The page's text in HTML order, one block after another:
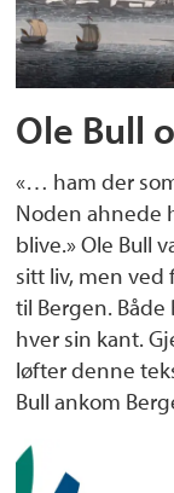
Ole Bull
«… ham der
Noden ahnede
blive.» Ole Bull
sitt liv, men
til Bergen.
hver sin kant.
løfter denne
Bull ankom